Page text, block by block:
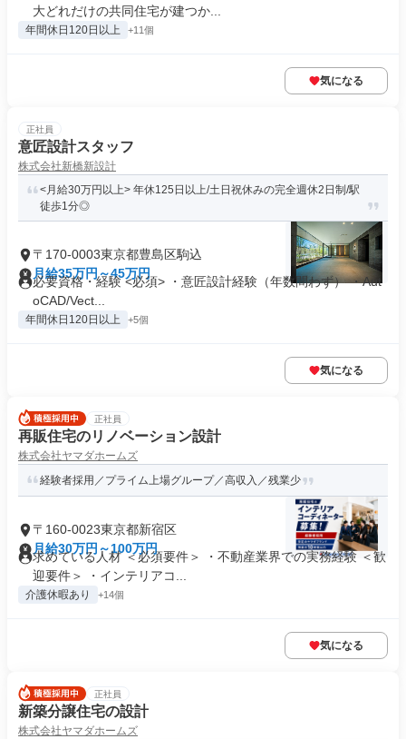
大どれだけの共同住宅が建つか...
年間休日120日以上 +11個
気になる
正社員
意匠設計スタッフ
株式会社新橋新設計
<月給30万円以上> 年休125日以上/土日祝休みの完全週休2日制/駅
徒歩1分◎
〒170-0003東京都豊島区駒込
月給35万円～45万円
必要資格・経験 <必須> ・意匠設計経験（年数問わず） ・Aut
oCAD/Vect...
年間休日120日以上 +5個
気になる
正社員
再販住宅のリノベーション設計
株式会社ヤマダホームズ
経験者採用／プライム上場グループ／高収入／残業少
〒160-0023東京都新宿区
月給30万円～100万円
求めている人材 ＜必須要件＞ ・不動産業界での実務経験 ＜歓
迎要件＞ ・インテリアコ...
介護休暇あり +14個
気になる
正社員
新築分譲住宅の設計
株式会社ヤマダホームズ